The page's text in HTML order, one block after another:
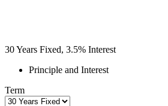
30Years Fixed, 3.5% Interest
Principle and Interest
Term